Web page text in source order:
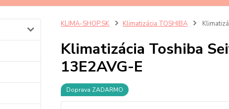
KLIMA-SHOP.SK Klimatizácia TOSHIBA
Klimatizácia Toshiba
13E2AVG-E
Doprava ZADARMO